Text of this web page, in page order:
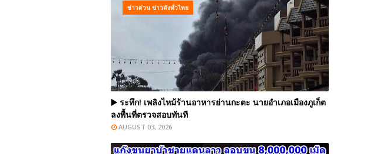
ข่าวด่วน ข่าวดังทั่วไทย
▶️ ระทึก! เพลิงไหม้ร้านอาหารย่านกะตะ นายอำเภอเมืองภูเก็ต
ลงพื้นที่ตรวจสอบทันที
AUGUST 03, 2026